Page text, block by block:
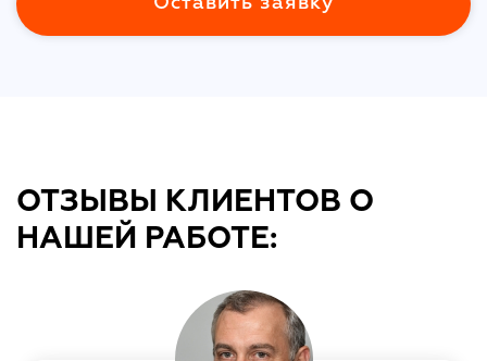
ОТЗЫВЫ КЛИЕНТОВ О
НАШЕЙ РАБОТЕ: